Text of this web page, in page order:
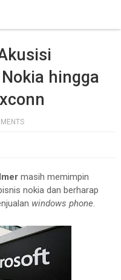
hingga
masih memimpin
nokia dan berharap
windows phone.